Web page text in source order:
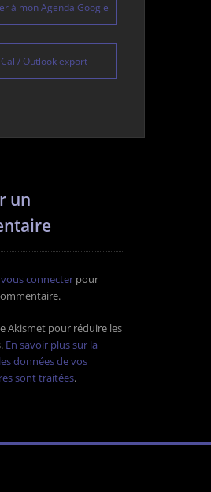
à mon Agenda Google
/ Outlook export
un
vous connecter pour
Akismet pour réduire les
En savoir plus sur la
données de vos
sont traitées.